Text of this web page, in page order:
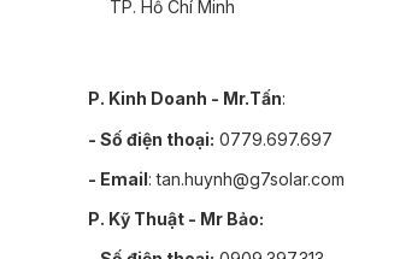
TP. Hồ Chí Minh
P. Kinh Doanh - Mr.Tấn:
- Số điện thoại: 0779.697.697
- Email: tan.huynh@g7solar.com
P. Kỹ Thuật - Mr Bảo: